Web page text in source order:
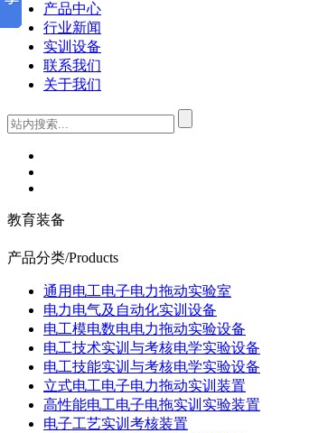
产品中心
行业新闻
实训设备
联系我们
关于我们
教育装备
产品分类/Products
通用电工电子电力拖动实验室
电力电气及自动化实训设备
电工模电数电电力拖动实验设备
电工技术实训与考核电学实验设备
电工技能实训与考核电学实验设备
立式电工电子电力拖动实训装置
高性能电工电子电拖实训实验装置
电子工艺实训考核装置